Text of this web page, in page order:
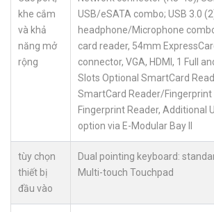
khe cắm
và khả
năng mở
rộng
USB/eSATA combo; USB 3.0
headphone/Microphone
card reader, 54mm
connector, VGA, HDMI, 1 Full
Slots Optional SmartCard
SmartCard Reader/Fingerprint
Fingerprint Reader, Additional
option via E-Modular Bay II
tùy chọn
thiết bị
đầu vào
Dual pointing keyboard:
Multi-touch Touchpad